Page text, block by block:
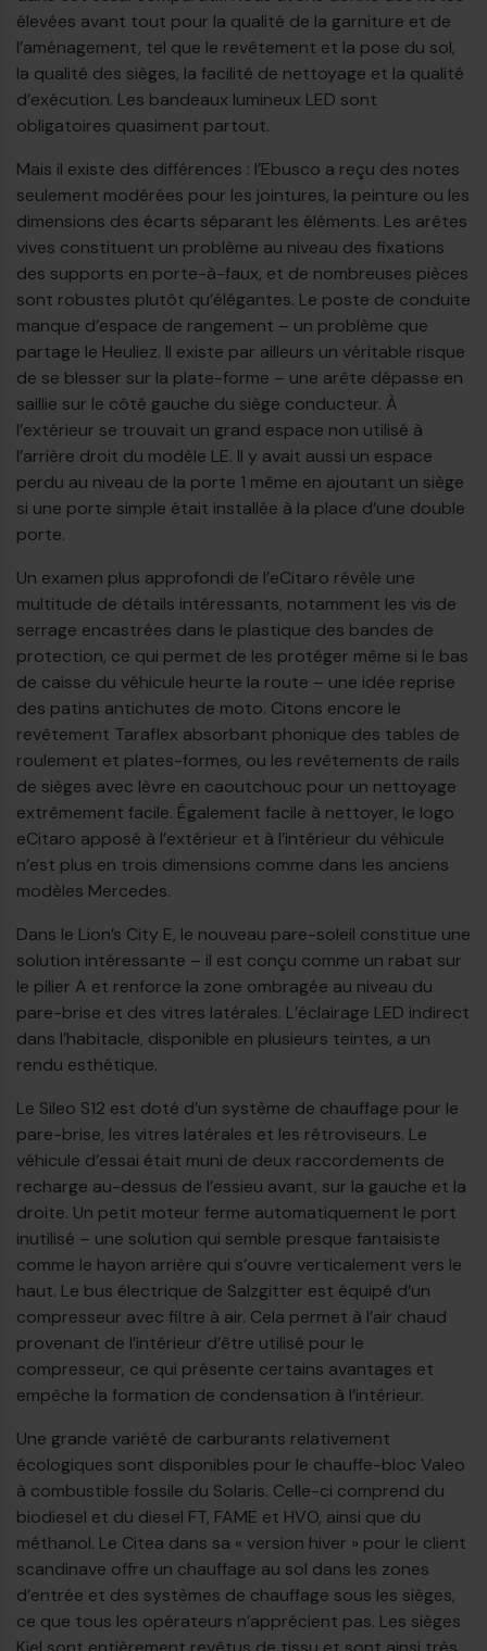
élevées avant tout pour la qualité de la garniture et de
l’aménagement, tel que le revêtement et la pose du sol,
la qualité des sièges, la facilité de nettoyage et la qualité
d’exécution. Les bandeaux lumineux LED sont
obligatoires quasiment partout.
Mais il existe des différences : l’Ebusco a reçu des notes
seulement modérées pour les jointures, la peinture ou les
dimensions des écarts séparant les éléments. Les arêtes
vives constituent un problème au niveau des fixations
des supports en porte-à-faux, et de nombreuses pièces
sont robustes plutôt qu’élégantes. Le poste de conduite
manque d’espace de rangement – un problème que
partage le Heuliez. Il existe par ailleurs un véritable risque
de se blesser sur la plate-forme – une arête dépasse en
saillie sur le côté gauche du siège conducteur. À
l’extérieur se trouvait un grand espace non utilisé à
l’arrière droit du modèle LE. Il y avait aussi un espace
perdu au niveau de la porte 1 même en ajoutant un siège
si une porte simple était installée à la place d’une double
porte.
Un examen plus approfondi de l’eCitaro révèle une
multitude de détails intéressants, notamment les vis de
serrage encastrées dans le plastique des bandes de
protection, ce qui permet de les protéger même si le bas
de caisse du véhicule heurte la route – une idée reprise
des patins antichutes de moto. Citons encore le
revêtement Taraflex absorbant phonique des tables de
roulement et plates-formes, ou les revêtements de rails
de sièges avec lèvre en caoutchouc pour un nettoyage
extrêmement facile. Également facile à nettoyer, le logo
eCitaro apposé à l’extérieur et à l’intérieur du véhicule
n’est plus en trois dimensions comme dans les anciens
modèles Mercedes.
Dans le Lion’s City E, le nouveau pare-soleil constitue une
solution intéressante – il est conçu comme un rabat sur
le pilier A et renforce la zone ombragée au niveau du
pare-brise et des vitres latérales. L’éclairage LED indirect
dans l’habitacle, disponible en plusieurs teintes, a un
rendu esthétique.
Le Sileo S12 est doté d’un système de chauffage pour le
pare-brise, les vitres latérales et les rétroviseurs. Le
véhicule d’essai était muni de deux raccordements de
recharge au-dessus de l’essieu avant, sur la gauche et la
droite. Un petit moteur ferme automatiquement le port
inutilisé – une solution qui semble presque fantaisiste
comme le hayon arrière qui s’ouvre verticalement vers le
haut. Le bus électrique de Salzgitter est équipé d’un
compresseur avec filtre à air. Cela permet à l’air chaud
provenant de l’intérieur d’être utilisé pour le
compresseur, ce qui présente certains avantages et
empêche la formation de condensation à l’intérieur.
Une grande variété de carburants relativement
écologiques sont disponibles pour le chauffe-bloc Valeo
à combustible fossile du Solaris. Celle-ci comprend du
biodiesel et du diesel FT, FAME et HVO, ainsi que du
méthanol. Le Citea dans sa « version hiver » pour le client
scandinave offre un chauffage au sol dans les zones
d’entrée et des systèmes de chauffage sous les sièges,
ce que tous les opérateurs n’apprécient pas. Les sièges